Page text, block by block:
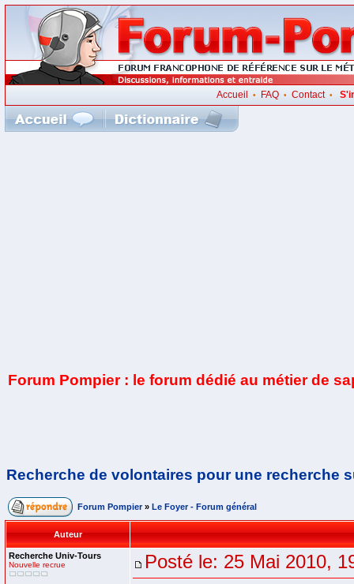
Accueil • FAQ• Contact•
Forum Pompier : le forum dédié au métier de
Recherche de volontaires pour une recherche
Forum Pompier » Le Foyer - Forum général
Auteur
Recherche Univ-Tours
Nouvelle recrue Posté le: 25 Mai 2010,